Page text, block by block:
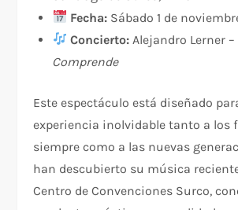
Fecha:Sábado 1 de
Concierto:Alejandro Lerner –
Comprende
Este espectáculo está diseñado
experiencia inolvidable tanto a los
siempre como a las nuevas
han descubierto su música
Centro de Convenciones Surco,